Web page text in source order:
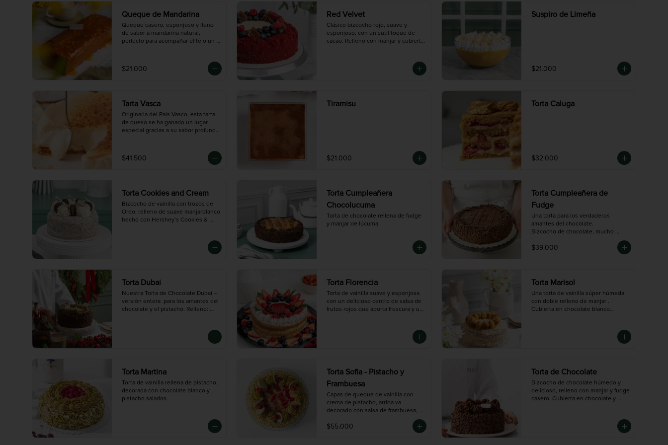
Queque de Mandarina
Queque casero, esponjoso y lleno
de sabor a mandarina natural,
perfecto para acompañar el té o un
da un toque fresco y cítrico
que te va a encantar. Rinde 8
$21.000
Red Velvet
Clásico bizcocho rojo, suave y
esponjoso, con un sutil toque de
cacao. Relleno con manjar y cubierto
dulzor y color. Nuestro Bestseller.
Suspiro de Limeña
$21.000
Tarta Vasca
Originaria del País Vasco, esta tarta
de queso se ha ganado un lugar
especial gracias a su sabor profundo
vasca se caracteriza por su exterior
quemado y ligeramente amargo, que
ofrece un sabor intenso y
equilibrado, perfecto para quienes
prefieren postres menos dulces y
con personalidad. Una experiencia
$41.500
Tiramisu
$21.000
Torta Caluga
$32.000
Torta Cookies and Cream
Bizcocho de vainilla con trozos de
Oreo, relleno de suave manjarblanco
hecho con Hershey’s Cookies &
Mini (3-4 porciones),  Mediana (10
porciones),  Grande (14 porciones):
Torta Cumpleañera
Chocolucuma
Torta de chocolate rellena de fudge
y manjar de lúcuma
Torta Cumpleañera de
Fudge
Una torta para los verdaderos
amantes del chocolate.
Bizcocho de chocolate, mucho
decoración clásica que nunca pasa
$39.000
Torta Dubai
Nuestra Torta de Chocolate Dubai –
versión entera  para los amantes del
chocolate y el pistacho. Relleno:
Torta Florencia
Torta de vainilla suave y esponjosa
con un delicioso centro de salsa de
frutos rojos que aporta frescura y un
frescos, creando una combinación
perfecta entre dulzura y sabor frutal.
porciones)
Torta Marisol
Una torta de vainilla súper húmeda
con doble relleno de manjar .
Cubierta en chocolate blanco
Disponible en tres tamaños: Mini (3-
Torta Martina
Torta de vainilla rellena de pistacho,
decorada con chocolate blanco y
pistacho salados.
Torta Sofia - Pistacho y
Frambuesa
Capas de queque de vainilla con
crema de pistacho, arriba va
decorado con salsa de frambuesa, y
$55.000
Torta de Chocolate
Bizcocho de chocolate húmedo y
delicioso, relleno con manjar y fudge
casero. Cubierta en chocolate y
porciones),  Grande (14 porciones)